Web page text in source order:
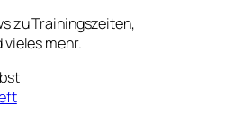
zu Trainingszeiten,
mehr.